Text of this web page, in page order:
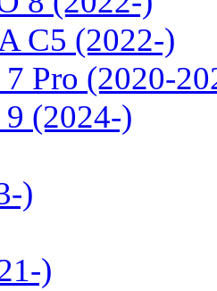
C5 (2022-)
Pro (2020-
(2024-)
)
)